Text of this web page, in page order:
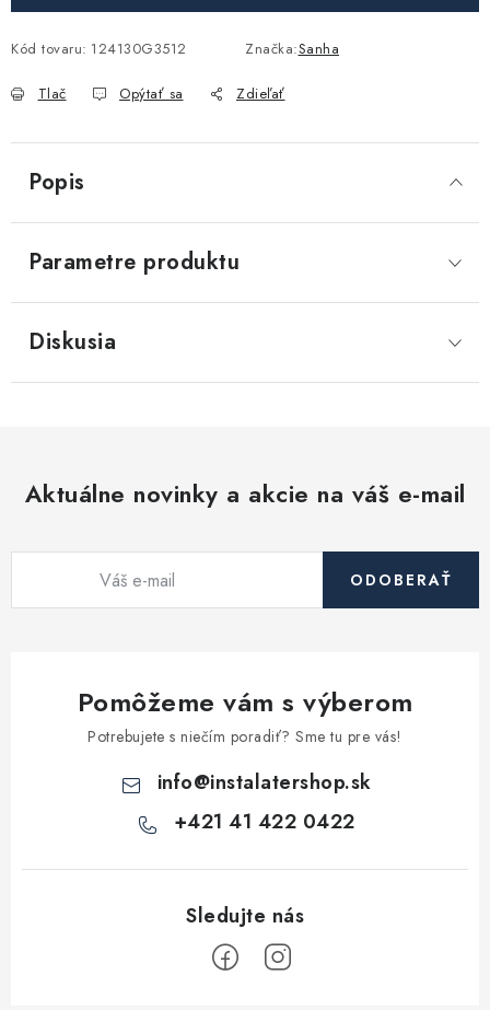
Kontakty Poštovné a doprava
Obchodné podmienky
Podmienky ochrany osobných údajov
Kód tovaru: 124130G3512 Značka:Sanha
Tlač Opýtať sa Zdieľať
Popis
Parametre produktu
Diskusia
Aktuálne novinky a akcie na váš e-mail
ODOBERAŤ
Pomôžeme vám s výberom
Potrebujete s niečím poradiť? Sme tu pre vás!
info@instalatershop.sk
+421 41 422 0422